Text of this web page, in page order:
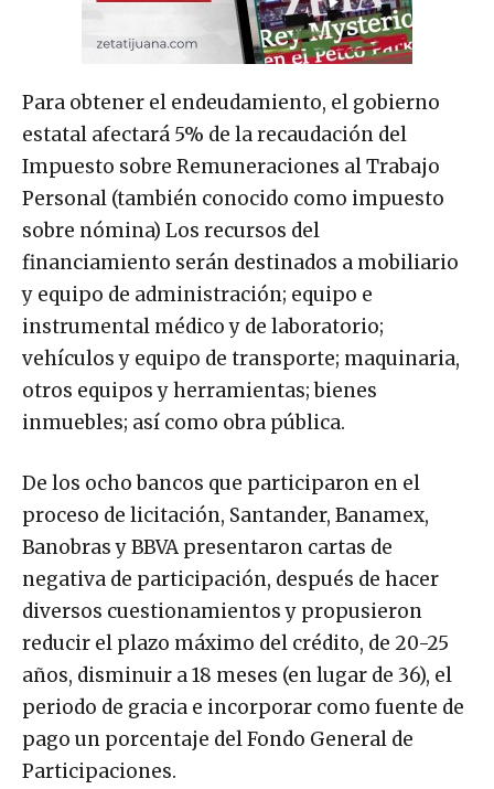
Para obtener el endeudamiento, el gobierno
estatal afectará 5% de la recaudación del
Impuesto sobre Remuneraciones al Trabajo
Personal (también conocido como impuesto
sobre nómina) Los recursos del
financiamiento serán destinados a mobiliario
y equipo de administración; equipo e
instrumental médico y de laboratorio;
vehículos y equipo de transporte; maquinaria,
otros equipos y herramientas; bienes
inmuebles; así como obra pública.
De los ocho bancos que participaron en el
proceso de licitación, Santander, Banamex,
Banobras y BBVA presentaron cartas de
negativa de participación, después de hacer
diversos cuestionamientos y propusieron
reducir el plazo máximo del crédito, de 20-25
años, disminuir a 18 meses (en lugar de 36), el
periodo de gracia e incorporar como fuente de
pago un porcentaje del Fondo General de
Participaciones.